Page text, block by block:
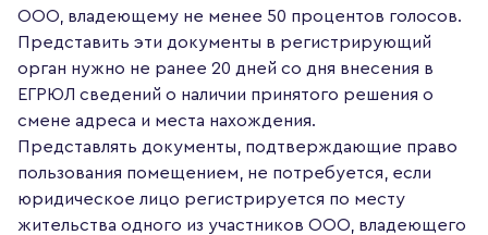
ООО, владеющему не менее 50 процентов голосов.
Представить эти документы в регистрирующий
орган нужно не ранее 20 дней со дня внесения в
ЕГРЮЛ сведений о наличии принятого решения о
смене адреса и места нахождения.
Представлять документы, подтверждающие право
пользования помещением, не потребуется, если
юридическое лицо регистрируется по месту
жительства одного из участников ООО, владеющего